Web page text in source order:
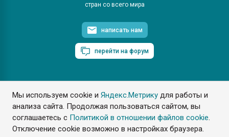
Мы используем cookie иЯндекс.Метрику для работы и
анализа сайта. Продолжая пользоваться сайтом, вы
соглашаетесь с Политикой в отношении файлов cookie.
Отключение cookie возможно в настройках браузера.
стран со всего мира
написать нам
перейти на форум
ПластЭксперт © 2006. Все права защищены
Разрешается копирование материалов сайта с обязательной
ссылкой на www.e-plastic.ru
Разработка сайта